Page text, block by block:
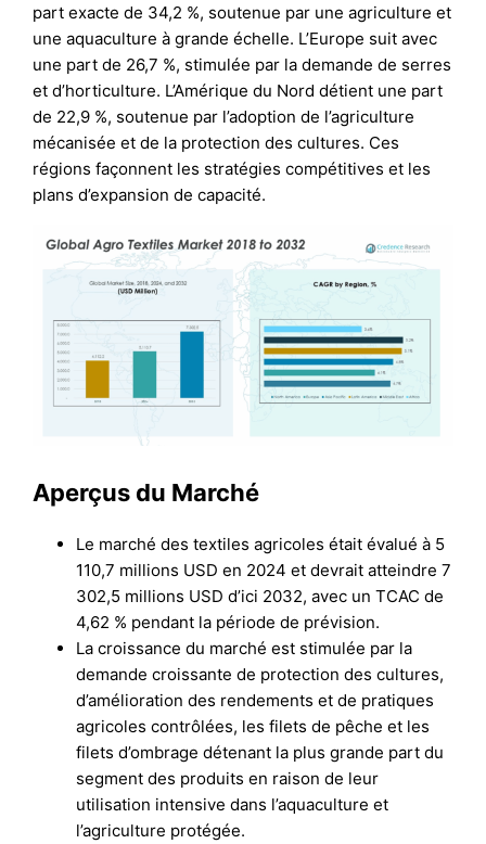
part exacte de 34,2 %, soutenue par une agriculture et
une aquaculture à grande échelle. L’Europe suit avec
une part de 26,7 %, stimulée par la demande de serres
et d’horticulture. L’Amérique du Nord détient une part
de 22,9 %, soutenue par l’adoption de l’agriculture
mécanisée et de la protection des cultures. Ces
régions façonnent les stratégies compétitives et les
plans d’expansion de capacité.
Aperçus du Marché
Le marché des textiles agricoles était évalué à 5
110,7 millions USD en 2024 et devrait atteindre 7
302,5 millions USD d’ici 2032, avec un TCAC de
4,62 % pendant la période de prévision.
La croissance du marché est stimulée par la
demande croissante de protection des cultures,
d’amélioration des rendements et de pratiques
agricoles contrôlées, les filets de pêche et les
filets d’ombrage détenant la plus grande part du
segment des produits en raison de leur
utilisation intensive dans l’aquaculture et
l’agriculture protégée.